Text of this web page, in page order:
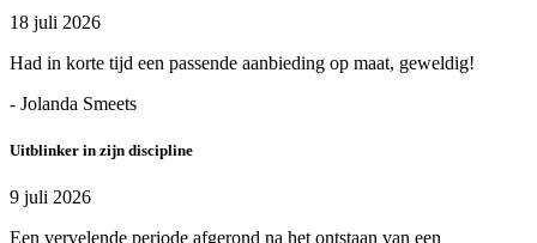
18 juli 2026
Had in korte tijd een passende aanbieding op maat, geweldig!
- Jolanda Smeets
Uitblinker in zijn discipline
9 juli 2026
Een vervelende periode afgerond na het ontstaan van een